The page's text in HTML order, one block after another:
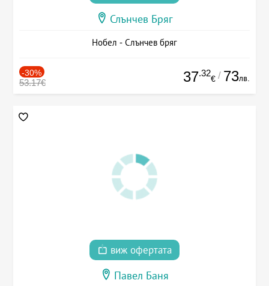
Слънчев Бряг
Нобел - Слънчев бряг
-30%
53.17€ 37.32
€ / 73лв.
виж офертата
Павел Баня